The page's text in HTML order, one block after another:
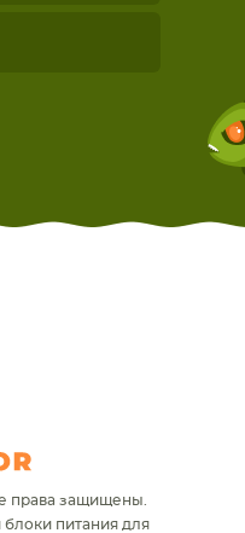
права защищены.
питания для